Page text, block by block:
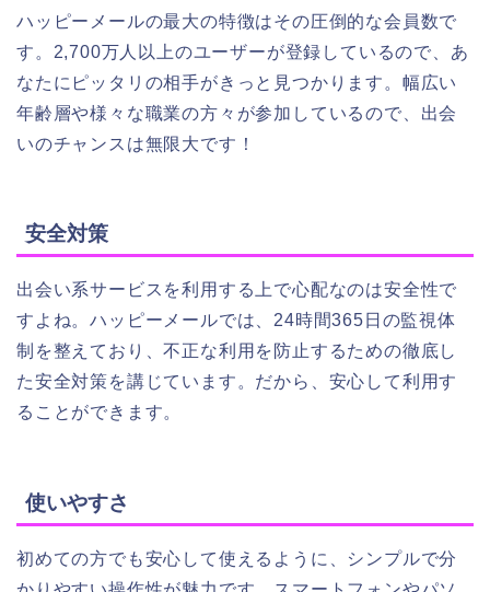
ハッピーメールの最大の特徴はその圧倒的な会員数で
す。2,700万人以上のユーザーが登録しているので、あ
なたにピッタリの相手がきっと見つかります。幅広い
年齢層や様々な職業の方々が参加しているので、出会
いのチャンスは無限大です！
安全対策
出会い系サービスを利用する上で心配なのは安全性で
すよね。ハッピーメールでは、24時間365日の監視体
制を整えており、不正な利用を防止するための徹底し
た安全対策を講じています。だから、安心して利用す
ることができます。
使いやすさ
初めての方でも安心して使えるように、シンプルで分